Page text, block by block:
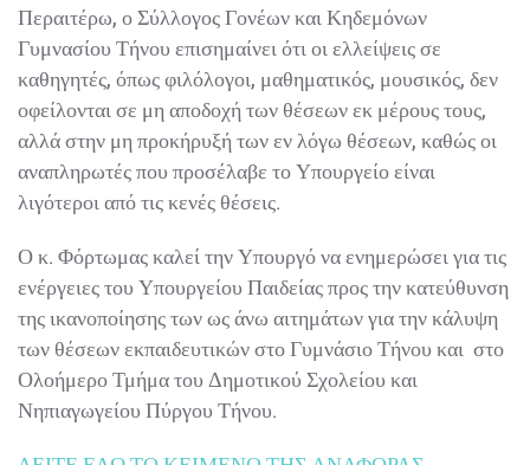
Περαιτέρω, ο Σύλλογος Γονέων και Κηδεμόνων
Γυμνασίου Τήνου επισημαίνει ότι οι ελλείψεις σε
καθηγητές, όπως φιλόλογοι, μαθηματικός, μουσικός, δεν
οφείλονται σε μη αποδοχή των θέσεων εκ μέρους τους,
αλλά στην μη προκήρυξή των εν λόγω θέσεων, καθώς οι
αναπληρωτές που προσέλαβε το Υπουργείο είναι
λιγότεροι από τις κενές θέσεις.
Ο κ. Φόρτωμας καλεί την Υπουργό να ενημερώσει για τις
ενέργειες του Υπουργείου Παιδείας προς την κατεύθυνση
της ικανοποίησης των ως άνω αιτημάτων για την κάλυψη
των θέσεων εκπαιδευτικών στο Γυμνάσιο Τήνου και στο
Ολοήμερο Τμήμα του Δημοτικού Σχολείου και
Νηπιαγωγείου Πύργου Τήνου.